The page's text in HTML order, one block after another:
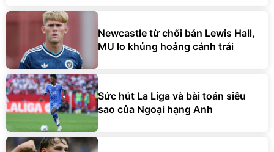
Newcastle từ chối bán Lewis Hall,
MU lo khủng hoảng cánh trái
Sức hút La Liga và bài toán siêu
sao của Ngoại hạng Anh